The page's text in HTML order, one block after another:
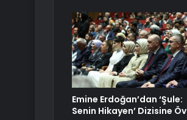
Emine Erdoğan’dan ‘Şule:
Senin Hikayen’ Dizisine